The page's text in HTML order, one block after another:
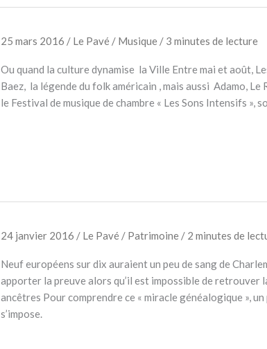
25 mars 2016 / Le Pavé / Musique/ 3 minutes de lecture
Ou quand la culture dynamise la Ville Entre mai et août,
Baez, la légende du folk américain , mais aussi Adamo, Le
le Festival de musique de chambre « Les Sons Intensifs »,
24 janvier 2016 / Le Pavé / Patrimoine/ 2 minutes de
Neuf européens sur dix auraient un peu de sang de
apporter la preuve alors qu’il est impossible de retrouver
ancêtres Pour comprendre ce « miracle généalogique », un
s’impose.